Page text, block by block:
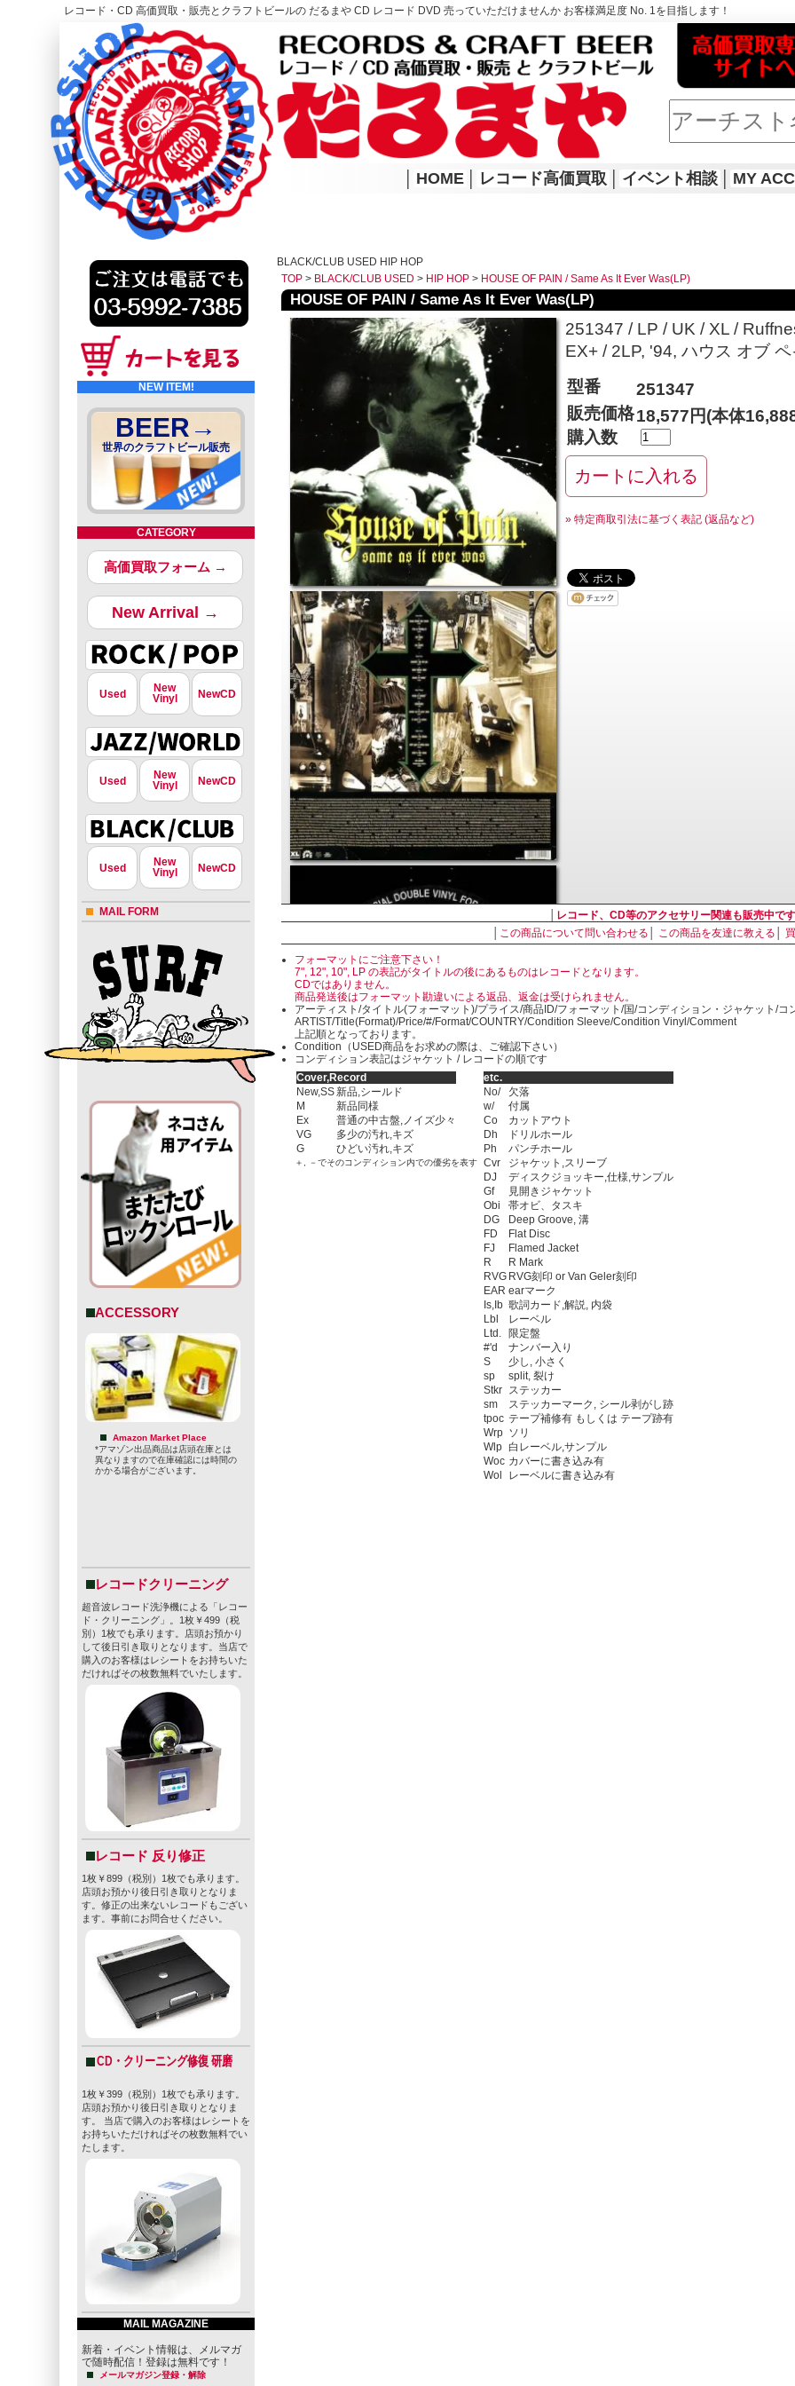
レコード・CD 高価買取・販売とクラフトビールの だるまや CD レコード DVD 売っていただけませんか お客様満足度 No. 1を目指します！
レコード高価買取はこちら
HOME
HOME レコード高価買取 イベント相談 MY
NEW ITEM!
BEER→
世界のクラフトビール販売
CATEGORY
高価買取フォーム →
New Arrival →
Used
New
Vinyl
NewCD
Used
New
Vinyl
NewCD
Used
New
Vinyl
NewCD
MAIL FORM
ACCESSORY
Amazon Market Place
*アマゾン出品商品は店頭在庫とは
異なりますので在庫確認には時間の
かかる場合がございます。
レコードクリーニング
超音波レコード洗浄機による「レコー
ド・クリーニング」。1枚￥499（税
別）1枚でも承ります。店頭お預かり
して後日引き取りとなります。当店で
購入のお客様はレシートをお持ちいた
だければその枚数無料でいたします。
レコード 反り修正
1枚￥899（税別）1枚でも承ります。
店頭お預かり後日引き取りとなりま
す。修正の出来ないレコードもござい
ます。事前にお問合せください。
CD・クリーニング修復 研磨
1枚￥399（税別）1枚でも承ります。
店頭お預かり後日引き取りとなりま
す。 当店で購入のお客様はレシートを
お持ちいただければその枚数無料でい
たします。
MAIL MAGAZINE
新着・イベント情報は、メルマガ
で随時配信！登録は無料です！
メールマガジン登録・解除
BLACK/CLUB USED HIP HOP
TOP > BLACK/CLUB USED > HIP HOP > HOUSE OF PAIN / Same As It Ever Was(LP)
HOUSE OF PAIN / Same As It Ever Was(LP)
251347 / LP / UK / XL /
EX+ / 2LP, '94, ハウス オブ
型番
251347
販売価格18,577円(本体
購入数
» 特定商取引法に基づく表記 (返品など)
レコード、CD等のアクセサリー関連も販売中です
この商品について問い合わせる この商品を友達に教える
フォーマットにご注意下さい！
7", 12", 10", LP の表記がタイトルの後にあるものはレコードとなります。
CDではありません。
商品発送後はフォーマット勘違いによる返品、返金は受けられません。
アーティスト/タイトル(フォーマット)/プライス/商品ID/フォーマット/国/コンディション・ジャケット/コ
ARTIST/Title(Format)/Price/#/Format/COUNTRY/Condition Sleeve/Condition Vinyl/Comment
上記順となっております。
Condition（USED商品をお求めの際は、ご確認下さい）
コンディション表記はジャケット / レコードの順です
Cover,Record
New,SS新品,シールド
M
新品同様
Ex
普通の中古盤,ノイズ少々
VG
多少の汚れ,キズ
G
ひどい汚れ,キズ
＋, －でそのコンディション内での優劣を表す
etc.
No/
欠落
w/
付属
Co
カットアウト
Dh
ドリルホール
Ph
パンチホール
Cvr
ジャケット,スリーブ
DJ
ディスクジョッキー,仕様,サンプル
Gf
見開きジャケット
Obi
帯オビ、タスキ
DG
Deep Groove, 溝
FD
Flat Disc
FJ
Flamed Jacket
R
R Mark
RVG RVG刻印 or Van Geler刻印
EAR earマーク
Is,Ib 歌詞カード,解説, 内袋
Lbl
レーベル
Ltd.
限定盤
#'d
ナンバー入り
S
少し, 小さく
sp
split, 裂け
Stkr ステッカー
sm
ステッカーマーク, シール剥がし跡
tpoc テープ補修有 もしくは テープ跡有
Wrp ソリ
Wlp 白レーベル,サンプル
Woc カバーに書き込み有
Wol
レーベルに書き込み有